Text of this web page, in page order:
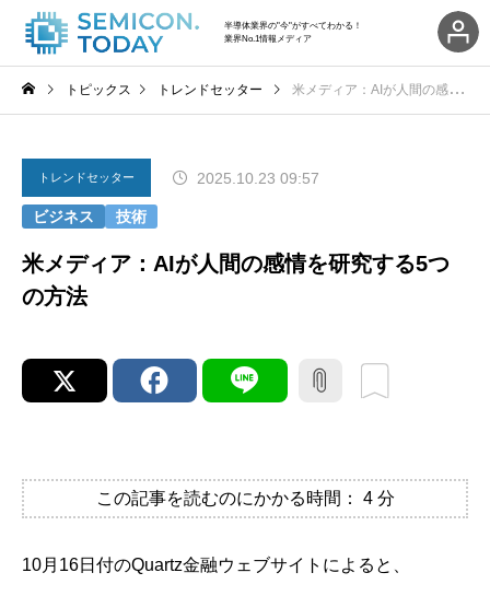
半導体業界の"今"がすべてわかる！
業界No.1情報メディア
トピックス トレンドセッター 米メディア：AIが人間の感情を研究する5つの方法
トレンドセッター 2025.10.23 09:57
ビジネス 技術
米メディア：AIが人間の感情を研究する5つ
の方法
この記事を読むのにかかる時間： 4 分
10月16日付のQuartz金融ウェブサイトによると、